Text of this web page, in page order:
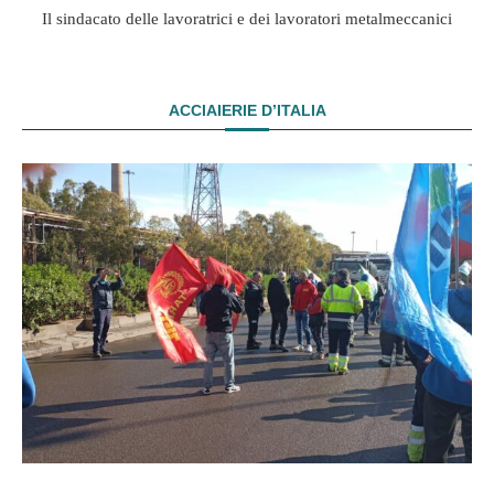
Il sindacato delle lavoratrici e dei lavoratori metalmeccanici
ACCIAIERIE D’ITALIA